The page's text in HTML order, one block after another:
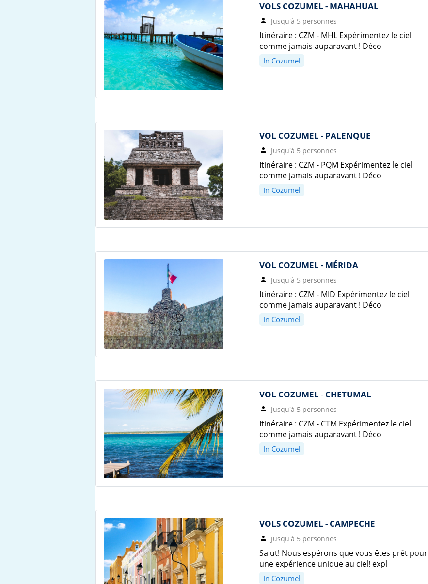
VOLS COZUMEL - MAHAHUAL
Jusqu'à 5 personnes
Itinéraire : CZM - MHL Expérimentez le ciel
comme jamais auparavant ! Déco
In Cozumel
VOL COZUMEL - PALENQUE
Jusqu'à 5 personnes
Itinéraire : CZM - PQM Expérimentez le ciel
comme jamais auparavant ! Déco
In Cozumel
VOL COZUMEL - MÉRIDA
Jusqu'à 5 personnes
Itinéraire : CZM - MID Expérimentez le ciel
comme jamais auparavant ! Déco
In Cozumel
VOL COZUMEL - CHETUMAL
Jusqu'à 5 personnes
Itinéraire : CZM - CTM Expérimentez le ciel
comme jamais auparavant ! Déco
In Cozumel
VOLS COZUMEL - CAMPECHE
Jusqu'à 5 personnes
Salut! Nous espérons que vous êtes prêt pour
une expérience unique au ciel! expl
In Cozumel